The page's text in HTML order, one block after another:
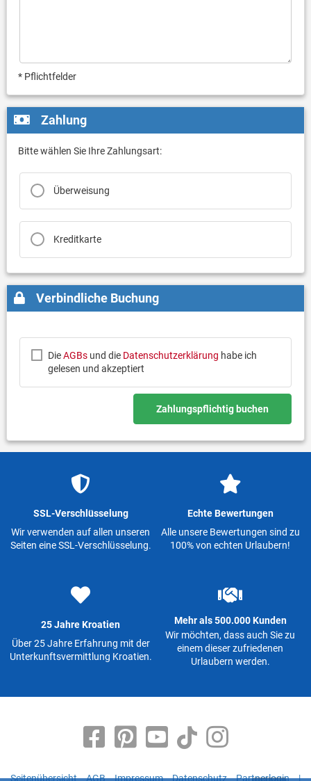
* Pflichtfelder
Zahlung
Bitte wählen Sie Ihre Zahlungsart:
Überweisung
Kreditkarte
Verbindliche Buchung
DieAGBsund die Datenschutzerklärung habe ich
gelesen und akzeptiert
Zahlungspflichtig buchen
SSL-Verschlüsselung
Wir verwenden auf allen unseren
Seiten eine SSL-Verschlüsselung.
Echte Bewertungen
Alle unsere Bewertungen sind zu
100% von echten Urlaubern!
25 Jahre Kroatien
Über 25 Jahre Erfahrung mit der
Unterkunftsvermittlung Kroatien.
Mehr als 500.000 Kunden
Wir möchten, dass auch Sie zu
einem dieser zufriedenen
Urlaubern werden.
Seitenübersicht AGB Impressum Datenschutz Partnerlogin |